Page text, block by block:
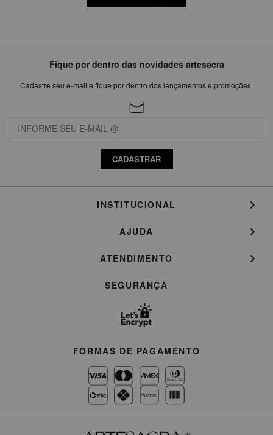
Fique por dentro das novidades artesacra
Cadastre seu e-mail e fique por dentro dos lançamentos e promoções.
CADASTRAR
INSTITUCIONAL
AJUDA
ATENDIMENTO
SEGURANÇA
FORMAS DE PAGAMENTO